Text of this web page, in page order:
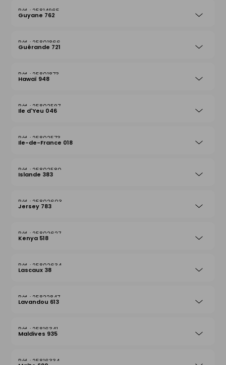
25814965
Guyane 762
25801866
Guérande 721
25801873
Hawaï 948
25802597
Ile d'Yeu 046
25802573
Ile-de-France 018
25802580
Islande 383
25802603
Jersey 783
25802627
Kenya 518
25802634
Lascaux 38
25822847
Lavandou 613
25816341
Maldives 935
25816334